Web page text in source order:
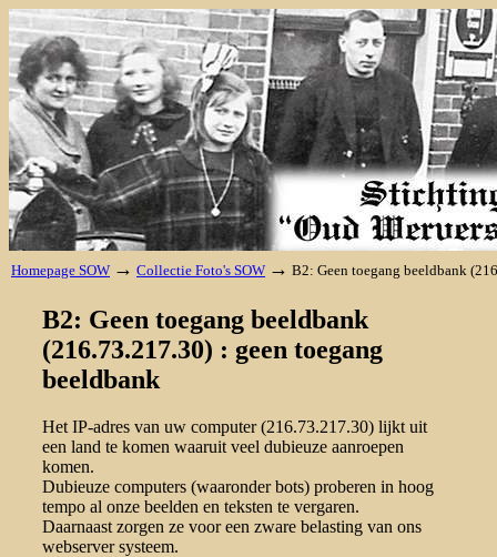
Homepage SOW → Collectie Foto's SOW → B2: Geen toegang beeldbank
B2: Geen toegang beeldbank
(216.73.217.30) : geen toegang
beeldbank
Het IP-adres van uw computer (216.73.217.30) lijkt uit
een land te komen waaruit veel dubieuze aanroepen
komen.
Dubieuze computers (waaronder bots) proberen in hoog
tempo al onze beelden en teksten te vergaren.
Daarnaast zorgen ze voor een zware belasting van ons
webserver systeem.